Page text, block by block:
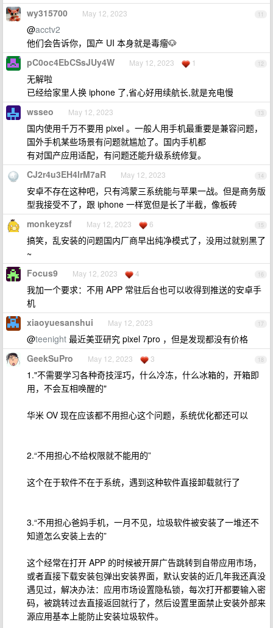
11
wy315700 May 12, 2023
@acctv2
他们会告诉你，国产 UI 本身就是毒瘤🐶
12
pC0oc4EbCSsJUy4W May 12, 2023 1
无解啦
已经给家里人换 iphone 了,省心好用续航长,就是充电慢
13
wsseo May 12, 2023
国内使用千万不要用 pixel 。一般人用手机最重要是兼容问题，
国外手机某些场景有问题就尴尬了。国内手机都
有对国产应用适配，有问题还能升级系统修复。
14
CJ2r4u3EH4lrM7aR May 12, 2023
安卓不存在这种吧，只有鸿蒙三系统能与苹果一战。但是商务版
型我接受不了，跟 iphone 一样宽但是长了半截，像板砖
15
monkeyzsf May 12, 2023 6
搞笑，乱安装的问题国内厂商早出纯净模式了，没用过就别黑了
~
16
Focus9 May 12, 2023 4
我加一个要求：不用 APP 常驻后台也可以收得到推送的安卓手
机
17
xiaoyuesanshui May 12, 2023
@teenight 最近美亚研究 pixel 7pro ，但是发现都没有价格
18
GeekSuPro May 12, 2023 3
1."不需要学习各种奇技淫巧，什么冷冻，什么冰箱的，开箱即
用，不会互相唤醒的"
华米 OV 现在应该都不用担心这个问题，系统优化都还可以
2.“不用担心不给权限就不能用的”
这个在于软件不在于系统，遇到这种软件直接卸载就行了
3.“不用担心爸妈手机，一月不见，垃圾软件被安装了一堆还不
知道怎么安装上去的”
这个经常在打开 APP 的时候被开屏广告跳转到自带应用市场，
或者直接下载安装包弹出安装界面，默认安装的近几年我还真没
遇见过，解决办法：应用市场设置隐私锁，每次打开都要输入密
码，被跳转过去直接返回就行了，然后设置里面禁止安装外部来
源应用基本上能防止安装垃圾软件。